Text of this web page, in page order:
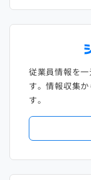
従業員情報を
す。情報収集
す。